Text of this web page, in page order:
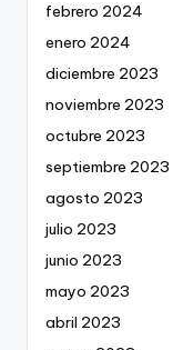
febrero 2024
enero 2024
diciembre 2023
noviembre 2023
octubre 2023
septiembre 2023
agosto 2023
julio 2023
junio 2023
mayo 2023
abril 2023